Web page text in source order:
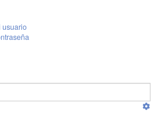
usuario